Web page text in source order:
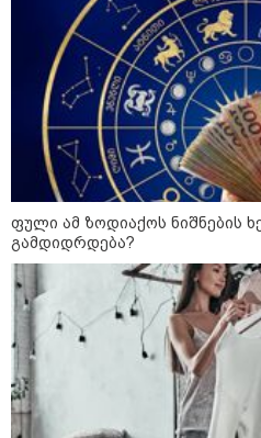
აგვისტო
უნდა
ფული
ხელში
როგორ
ფული ამ ზოდიაქოს ნიშნების
გამდიდრდება?